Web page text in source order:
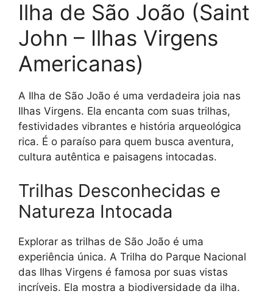
Ilha de São João (Saint
John – Ilhas Virgens
Americanas)
A Ilha de São João é uma verdadeira joia nas
Ilhas Virgens. Ela encanta com suas trilhas,
festividades vibrantes e história arqueológica
rica. É o paraíso para quem busca aventura,
cultura autêntica e paisagens intocadas.
Trilhas Desconhecidas e
Natureza Intocada
Explorar as trilhas de São João é uma
experiência única. A Trilha do Parque Nacional
das Ilhas Virgens é famosa por suas vistas
incríveis. Ela mostra a biodiversidade da ilha.